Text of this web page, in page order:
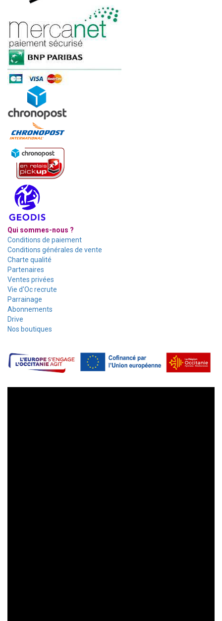
Qui sommes-nous ?
Conditions de paiement
Conditions générales de vente
Charte qualité
Partenaires
Ventes privées
Vie d'Oc recrute
Parrainage
Abonnements
Drive
Nos boutiques